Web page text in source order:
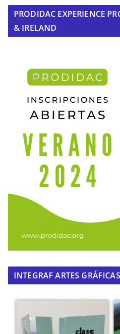
PRODIDAC EXPERIENCE
& IRELAND
INTEGRAF ARTES GRÁFICAS